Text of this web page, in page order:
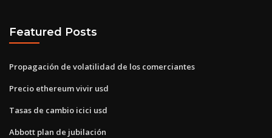
Featured Posts
Propagación de volatilidad de los comerciantes
Precio ethereum vivir usd
Tasas de cambio icici usd
Abbott plan de jubilación